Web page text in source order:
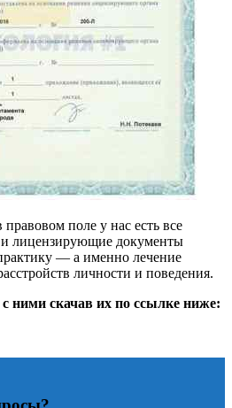
поле у нас есть все
лицензирующие документы
— а именно лечение
личности и поведения.
ними скачав их по ссылке ниже: